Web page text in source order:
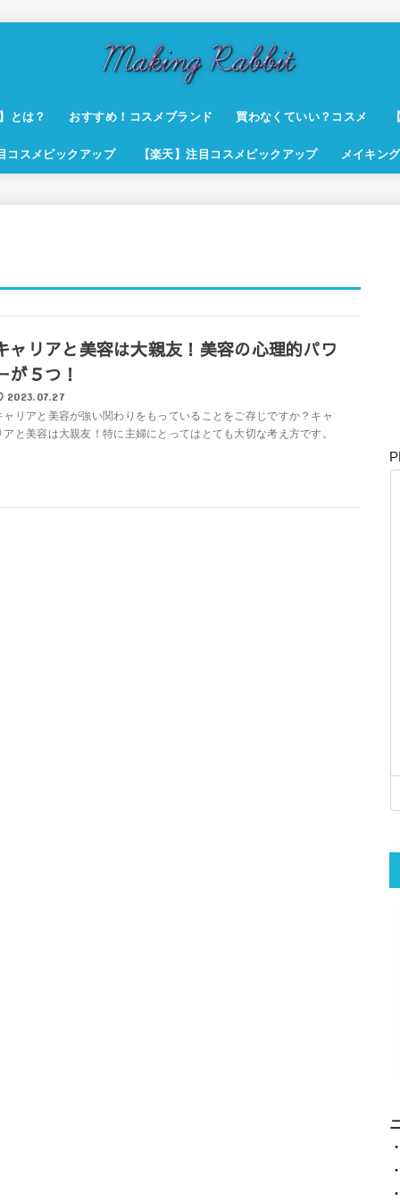
とは？ おすすめ！コスメブランド 買わなくていい？コスメ
コスメピックアップ 【楽天】注目コスメピックアップ メイキン
ャリアと美容は大親友！美容の心理的パワ
が５つ！
2023.07.27
ャリアと美容が強い関わりをもっていることをご存じですか？キャ
アと美容は大親友！特に主婦にとってはとても大切な考え方です。